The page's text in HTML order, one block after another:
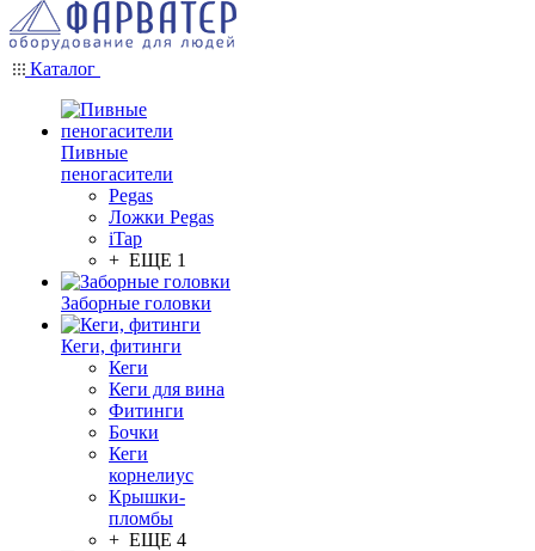
Каталог
Пивные
пеногасители
Pegas
Ложки Pegas
iTap
+ ЕЩЕ 1
Заборные головки
Кеги, фитинги
Кеги
Кеги для вина
Фитинги
Бочки
Кеги
корнелиус
Крышки-
пломбы
+ ЕЩЕ 4